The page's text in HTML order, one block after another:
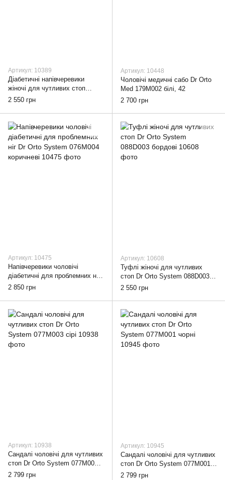
Артикул: 10389
Діабетичні напівчеревики
жіночі для чутливих стоп
DrOrto 646D002, 37
2 550 грн
Артикул: 10448
Чоловічі медичні сабо Dr Orto
Med 179M002 білі, 42
2 700 грн
Артикул: 10475
Напівчеревики чоловічі
діабетичні для проблемних ніг
Dr Orto System 076M004
2 850 грн
Артикул: 10608
Туфлі жіночі для чутливих
стоп Dr Orto System 088D003
бордові, 37
2 550 грн
Артикул: 10938
Сандалі чоловічі для чутливих
стоп Dr Orto System 077M003
сірі, 44
2 799 грн
Артикул: 10945
Сандалі чоловічі для чутливих
стоп Dr Orto System 077M001
чорні, 44
2 799 грн